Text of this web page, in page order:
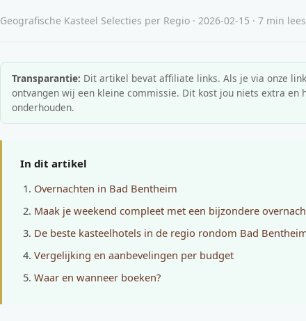
Geografische Kasteel Selecties per Regio · 2026-02-15 · 7 min
Transparantie: Dit artikel bevat affiliate links. Als je via onze
ontvangen wij een kleine commissie. Dit kost jou niets extra en
onderhouden.
In dit artikel
Overnachten in Bad Bentheim
Maak je weekend compleet met een bijzondere
De beste kasteelhotels in de regio rondom Bad
Vergelijking en aanbevelingen per budget
Waar en wanneer boeken?